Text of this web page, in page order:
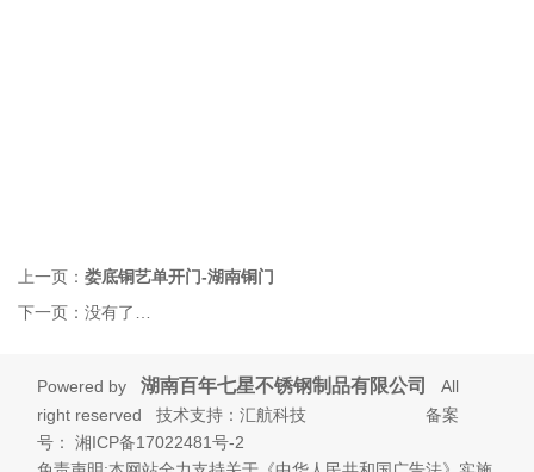
上一页： 娄底铜艺单开门-湖南铜门
下一页： 没有了…
Powered by湖南百年七星不锈钢制品有限公司
All
right reserved 技术支持：汇航科技 备案
号：湘ICP备17022481号-2